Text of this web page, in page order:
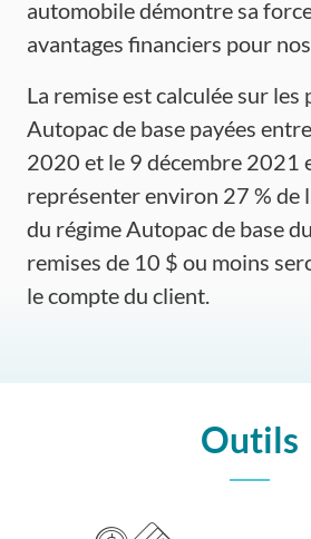
automobile démontre sa
avantages financiers pour
La remise est calculée sur les
Autopac de base payées
2020 et le 9 décembre 2021
représenter environ 27 % de
du régime Autopac de base
remises de 10 $ ou moins
le compte du client.
Outils